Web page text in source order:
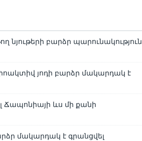
նյութերի բարձր պարունակություն
յոդի բարձր մակարդակ է
Ճապոնիայի ևս մի քանի
մակարդակ է գրանցվել